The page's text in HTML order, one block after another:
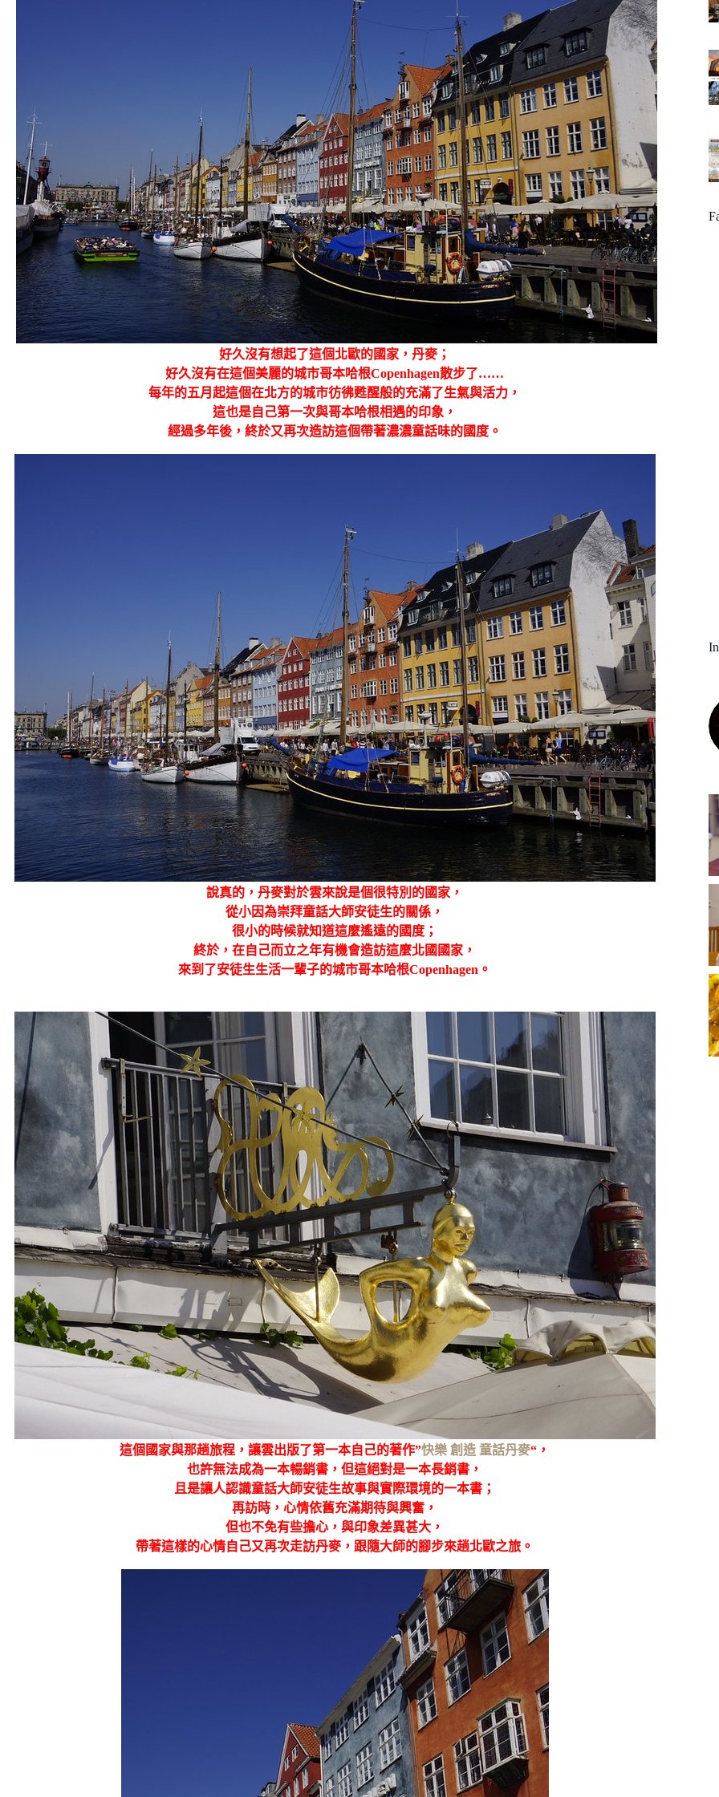
好久沒有想起了這個北歐的國家，丹麥；
好久沒有在這個美麗的城市哥本哈根Copenhagen散步了……
每年的五月起這個在北方的城市彷彿甦醒般的充滿了生氣與活力，
這也是自己第一次與哥本哈根相遇的印象，
經過多年後，終於又再次造訪這個帶著濃濃童話味的國度。
說真的，丹麥對於雲來說是個很特別的國家，
從小因為崇拜童話大師安徒生的關係，
很小的時候就知道這麼遙遠的國度；
終於，在自己而立之年有機會造訪這麼北國國家，
來到了安徒生生活一輩子的城市哥本哈根Copenhagen。
這個國家與那趟旅程，讓雲出版了第一本自己的著作”快樂 創造 童話丹麥“，
也許無法成為一本暢銷書，但這絕對是一本長銷書，
且是讓人認識童話大師安徒生故事與實際環境的一本書；
再訪時，心情依舊充滿期待與興奮，
但也不免有些擔心，與印象差異甚大，
帶著這樣的心情自己又再次走訪丹麥，跟隨大師的腳步來趟北歐之旅。